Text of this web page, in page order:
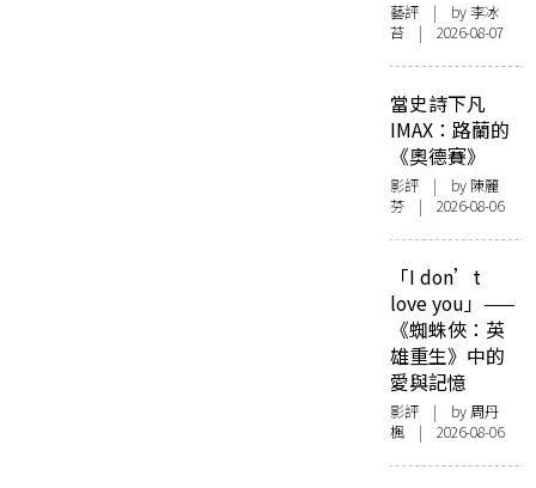
藝評 | by 李冰
苔 | 2026-08-07
當史詩下凡
IMAX：路蘭的
《奧德賽》
影評 | by 陳麗
芬 | 2026-08-06
「I don’t
love you」——
《蜘蛛俠：英
雄重生》中的
愛與記憶
影評 | by周丹
楓 | 2026-08-06